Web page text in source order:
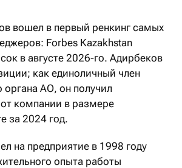
вошел в первый ренкинг самых
Forbes Kazakhstan
в августе 2026-го. Адирбеков
как единоличный член
органа АО, он получил
компании в размере
за 2024 год.
на предприятие в 1998 году
опыта работы